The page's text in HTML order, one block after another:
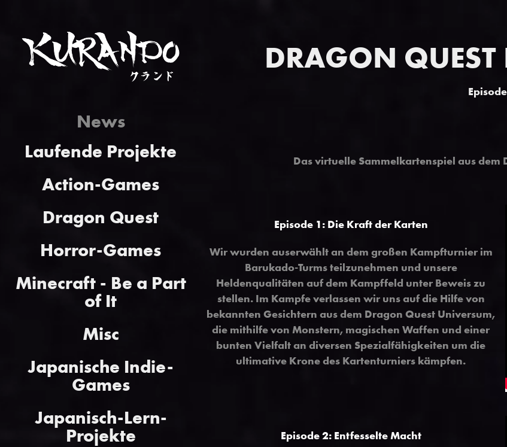
News
Laufende Projekte
Action-Games
Dragon Quest
Horror-Games
Minecraft - Be a Part
of It
Misc
Japanische Indie-
Games
Japanisch-Lern-
Projekte
DRAGON
Das virtuelle Sammelkartenspiel aus dem
Episode 1: Die Kraft der Karten
Wir wurden auserwählt an dem großen Kampfturnier im
Barukado-Turms teilzunehmen und unsere
Heldenqualitäten auf dem Kampffeld unter Beweis zu
stellen. Im Kampfe verlassen wir uns auf die Hilfe von
bekannten Gesichtern aus dem Dragon Quest Universum,
die mithilfe von Monstern, magischen Waffen und einer
bunten Vielfalt an diversen Spezialfähigkeiten um die
ultimative Krone des Kartenturniers kämpfen.
Episode 2: Entfesselte Macht